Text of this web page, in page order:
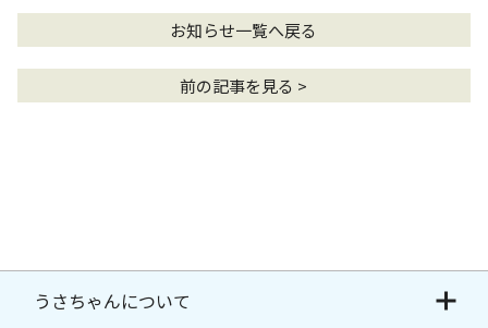
お知らせ一覧へ戻る
前の記事を見る >
うさちゃんについて